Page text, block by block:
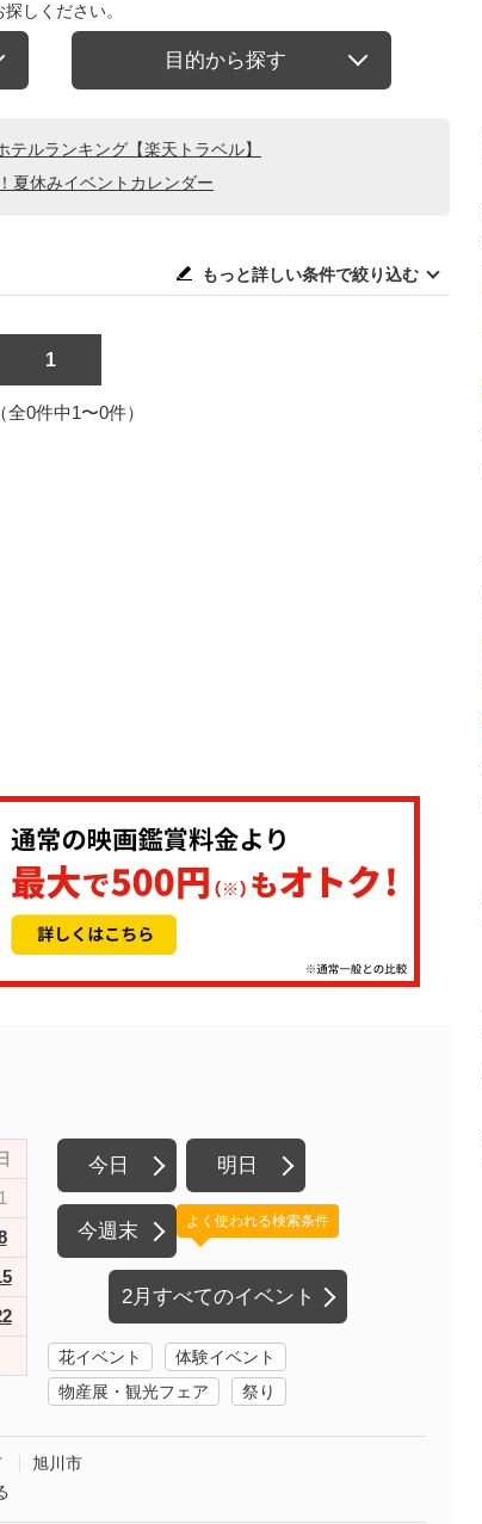
しください。
目的から探す
ルランキング【楽天トラベル】
夏休みイベントカレンダー
もっと詳しい条件で絞り込む
1
全0件中1〜0件）
今日 明日
今週末
2月すべてのイベント
よく使われる検索条件
花イベント
体験イベント
物産展・観光フェア
祭り
旭川市